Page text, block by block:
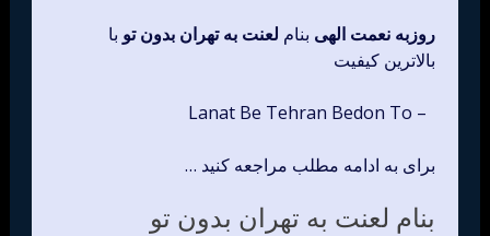
روزبه نعمت الهی بنام لعنت به تهران بدون تو با
بالاترین کیفیت
– Lanat Be Tehran Bedon To
برای به ادامه مطلب مراجعه کنید …
بنام لعنت به تهران بدون تو